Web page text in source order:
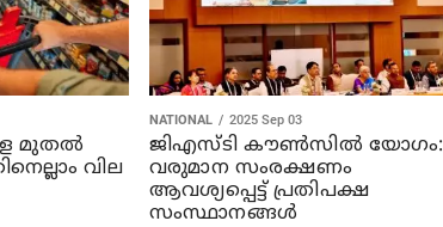
മുതൽ
വില
NATIONAL 2025 Sep 03
ജിഎസ്ടി കൗൺസിൽ യോഗം:
വരുമാന സംരക്ഷണം
ആവശ്യപ്പെട്ട് പ്രതിപക്ഷ
സംസ്ഥാനങ്ങൾ